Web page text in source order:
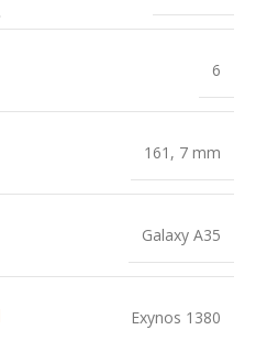
6
161 , 7 mm
Galaxy A35
Exynos 1380